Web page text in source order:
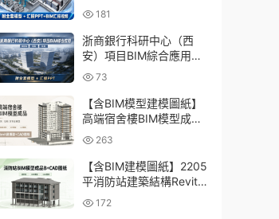
料下載：含BIM模型、彙
報PPT及視頻
181
浙商銀行科研中心（西
安）項目BIM綜合應用資
料下載：含全套BIM模
型、彙報PPT
73
【含BIM模型建模圖紙】
高端宿舍樓BIM模型成
品，包含建築+結構兩大
專業Revit模型及全套建模
CAD圖紙
263
【含BIM建模圖紙】2205
平消防站建築結構Revit模
型成品，包含全套BIM建
模CAD圖紙下載
172